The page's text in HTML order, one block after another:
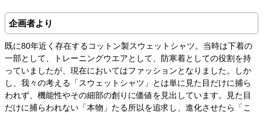
企画者より
既に80年近く存在するコットン製スウェットシャツ。当時は下着の
一部として、トレーニングウエアとして、防寒着としての役割を持
っていましたが、現在においてはファッションとなりました。しか
し、我々の考える「スウェットシャツ」とは単に見た目だけに捕ら
われず、機能性やその細部の創りに価値を見出しています。見た目
だけに捕らわれない「本物」たる所以を追求し、進化させたら「こ